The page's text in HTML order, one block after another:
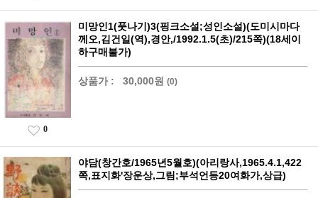
미망인1(풋나기)3(핑크소설;성인소설)(도미시마다
께오,김건일(역),경안,/1992.1.5(초)/215쪽)(18세이
하구매불가)
상품가 : 30,000원 (0)
0
야담(창간호/1965년5월호)(아리랑사,1965.4.1,422
쪽,표지화'장운상,그림;부석언등20여화가,상급)